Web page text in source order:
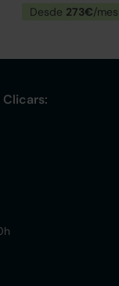
Desde 273€/mes